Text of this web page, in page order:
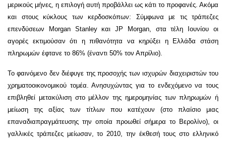
μερικούς μήνες, η επιλογή αυτή προβάλλει ως κάτι το προφανές. Ακόμα
και στους κύκλους των κερδοσκόπων: Σύμφωνα με τις τράπεζες
επενδύσεων Morgan Stanley και JP Morgan, στα τέλη Ιουνίου οι
αγορές εκτιμούσαν ότι η πιθανότητα να κηρύξει η Ελλάδα στάση
πληρωμών έφτανε το 86% (έναντι 50% τον Απρίλιο).
Το φαινόμενο δεν διέφυγε της προσοχής των ισχυρών διαχειριστών του
χρηματοοικονομικού τομέα. Ανησυχώντας για το ενδεχόμενο να τους
επιβληθεί μετακύλιση στο μέλλον της ημερομηνίας των πληρωμών ή
μείωση της αξίας των τίτλων που κατέχουν (στο πλαίσιο μιας
επαναδιαπραγμάτευσης την οποία προωθεί σήμερα το Βερολίνο), οι
γαλλικές τράπεζες μείωσαν, το 2010, την έκθεσή τους στο ελληνικό